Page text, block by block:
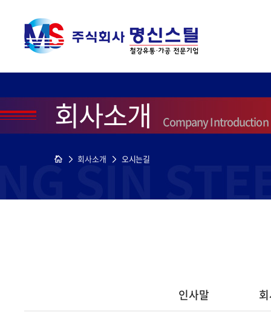
회사소개 Company Introduction
회사소개 오시는길
인사말